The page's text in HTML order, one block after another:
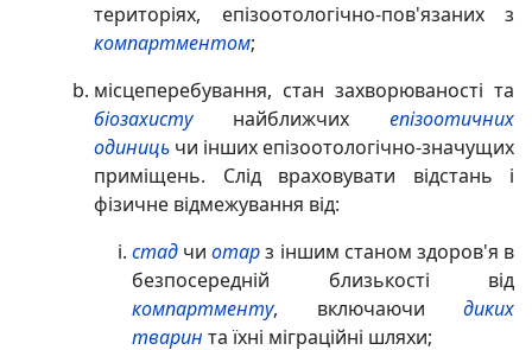
територіях, епізоотологічно-пов'язаних з
компартментом;
місцеперебування, стан захворюваності та
біозахистунайближчих епізоотичних
одиниць чи інших епізоотологічно-значущих
приміщень. Слід враховувати відстань і
фізичне відмежування від:
стад чиотарз іншим станом здоров'я в
безпосередній близькості від
компартменту, включаючи диких
тварин та їхні міграційні шляхи;